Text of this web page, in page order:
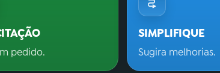
pedido.
SIMPLIFIQUE
Sugira melhorias.